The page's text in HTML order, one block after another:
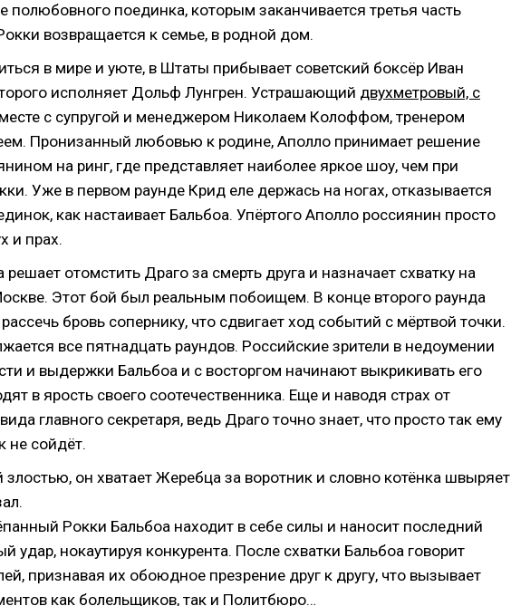
полюбовного поединка, которым заканчивается третья часть
возвращается к семье, в родной дом.
в мире и уюте, в Штаты прибывает советский боксёр Иван
исполняет Дольф Лунгрен. Устрашающий двухметровый, с
с супругой и менеджером Николаем Колоффом, тренером
Пронизанный любовью к родине, Аполло принимает решение
на ринг, где представляет наиболее яркое шоу, чем при
Уже в первом раунде Крид еле держась на ногах, отказывается
как настаивает Бальбоа. Упёртого Аполло россиянин просто
и прах.
отомстить Драго за смерть друга и назначает схватку на
Этот бой был реальным побоищем. В конце второго раунда
бровь сопернику, что сдвигает ход событий с мёртвой точки.
все пятнадцать раундов. Российские зрители в недоумении
и выдержки Бальбоа и с восторгом начинают выкрикивать его
в ярость своего соотечественника. Еще и наводя страх от
главного секретаря, ведь Драго точно знает, что просто так ему
не сойдёт.
он хватает Жеребца за воротник и словно котёнка швыряет
Рокки Бальбоа находит в себе силы и наносит последний
удар, нокаутируя конкурента. После схватки Бальбоа говорит
признавая их обоюдное презрение друг к другу, что вызывает
как болельщиков, так и Политбюро…